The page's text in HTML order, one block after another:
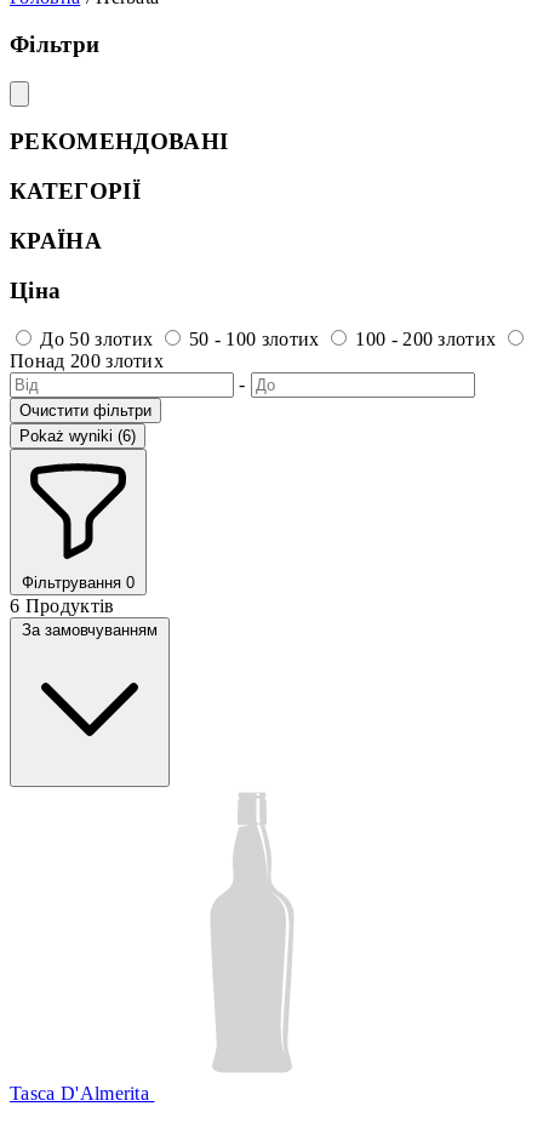
Фільтри
РЕКОМЕНДОВАНІ
КАТЕГОРІЇ
КРАЇНА
Ціна
До 50 злотих 50 - 100 злотих
100 - 200 злотих
Понад 200 злотих
-
Очистити фільтри
Pokaż wyniki (6)
Фільтрування 0
6 Продуктів
За замовчуванням
Tasca D'Almerita